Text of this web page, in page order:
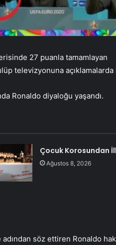
27 puanla tamamlayan
televizyonuna açıklamalarda
Ronaldo diyaloğu yaşandı.
Çocuk Korosundan
Ağustos 8, 2026
söz ettiren Ronaldo